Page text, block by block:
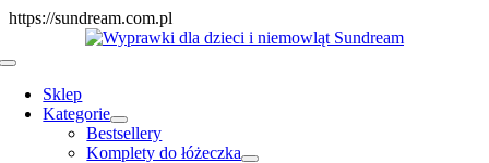
https://sundream.com.pl
to
Toggle
Navigation
Sklep
Kategorie
Bestsellery
Komplety do łóżeczka